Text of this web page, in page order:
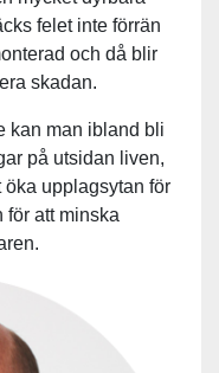
felet inte förrän
och då blir
skadan.
kan man ibland bli
på utsidan liven,
öka upplagsytan för
för att minska